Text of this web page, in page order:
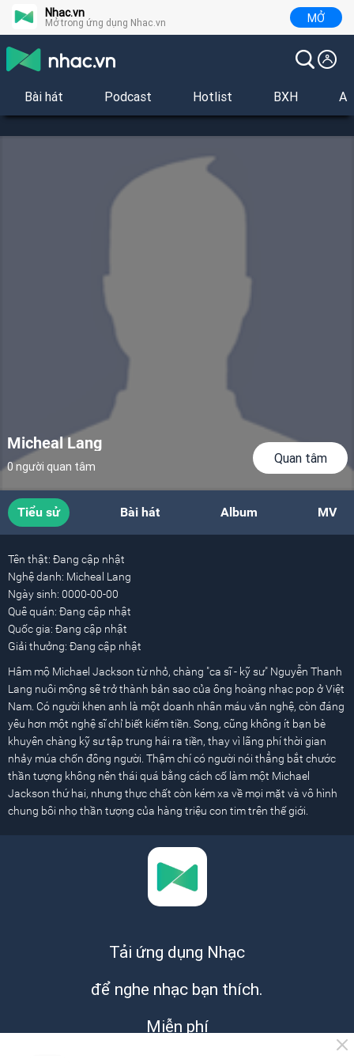
Nhac.vn
Mở trong ứng dụng Nhac.vn MỞ
Bài hát Podcast Hotlist BXH
Micheal Lang
0 người quan tâm
Quan tâm
Tiểu sử Bài hát Album MV
Tên thật: Đang cập nhật
Nghệ danh: Micheal Lang
Ngày sinh: 0000-00-00
Quê quán: Đang cập nhật
Quốc gia: Đang cập nhật
Giải thưởng: Đang cập nhật
Hâm mộ Michael Jackson từ nhỏ, chàng "ca sĩ - kỹ sư" Nguyễn Thanh
Lang nuôi mộng sẽ trở thành bản sao của ông hoàng nhạc pop ở Việt
Nam. Có người khen anh là một doanh nhân máu văn nghệ, còn đáng
yêu hơn một nghệ sĩ chỉ biết kiếm tiền. Song, cũng không ít bạn bè
khuyên chàng kỹ sư tập trung hái ra tiền, thay vì lãng phí thời gian
nhảy múa chốn đông người. Thậm chí có người nói thẳng bắt chước
thần tượng không nên thái quá bằng cách cố làm một Michael
Jackson thứ hai, nhưng thực chất còn kém xa về mọi mặt và vô hình
chung bôi nhọ thần tượng của hàng triệu con tim trên thế giới.
Tải ứng dụng Nhạc
để nghe nhạc bạn thích.
Miễn phí